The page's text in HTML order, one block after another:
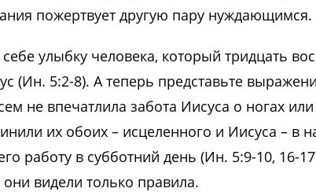
пожертвует другую пару нуждающимся.
улыбку человека, который тридцать
(Ин. 5:2-8). А теперь представьте
не впечатлила забота Иисуса о ногах или
их обоих – исцеленного и Иисуса – в
работу в субботний день (Ин. 5:9-10, 16-
видели только правила.